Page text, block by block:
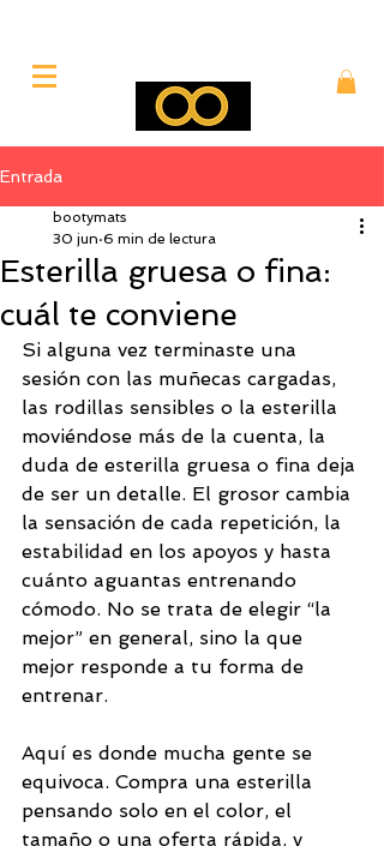
Entrada
Esterilla gruesa o fina:
cuál te conviene
bootymats
30 jun 6 min de lectura
Si alguna vez terminaste una
sesión con las muñecas cargadas,
las rodillas sensibles o la esterilla
moviéndose más de la cuenta, la
duda de esterilla gruesa o fina deja
de ser un detalle. El grosor cambia
la sensación de cada repetición, la
estabilidad en los apoyos y hasta
cuánto aguantas entrenando
cómodo. No se trata de elegir “la
mejor” en general, sino la que
mejor responde a tu forma de
entrenar.
Aquí es donde mucha gente se
equivoca. Compra una esterilla
pensando solo en el color, el
tamaño o una oferta rápida, y